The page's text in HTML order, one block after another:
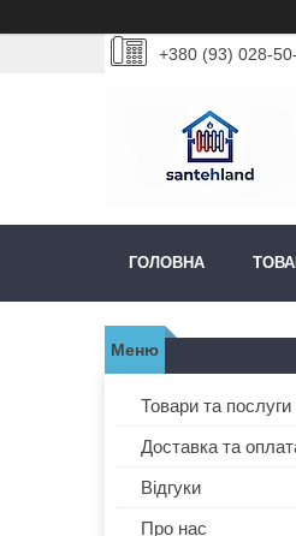
+380 (93) 028-
ГОЛОВНА
Товари та послуги
Доставка та
Відгуки
Про нас